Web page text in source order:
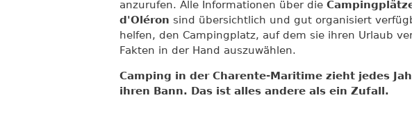
anzurufen. Alle Informationen über die
d'Oléron sind übersichtlich und gut organisiert
helfen, den Campingplatz, auf dem sie ihren Urlaub
Fakten in der Hand auszuwählen.
Camping in der Charente-Maritime zieht jedes
ihren Bann. Das ist alles andere als ein Zufall.